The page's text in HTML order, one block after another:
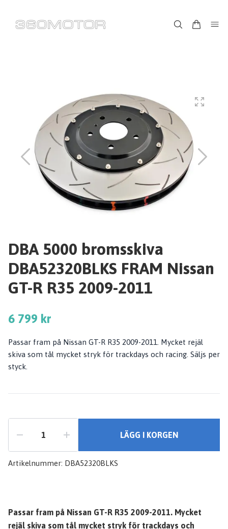
DBA 5000 bromsskiva
DBA52320BLKS FRAM Nissan
GT-R R35 2009-2011
6 799 kr
Passar fram på Nissan GT-R R35 2009-2011. Mycket rejäl
skiva som tål mycket stryk för trackdays och racing. Säljs per
styck.
LÄGG I KORGEN
Artikelnummer: DBA52320BLKS
Passar fram på Nissan GT-R R35 2009-2011. Mycket
rejäl skiva som tål mycket stryk för trackdays och